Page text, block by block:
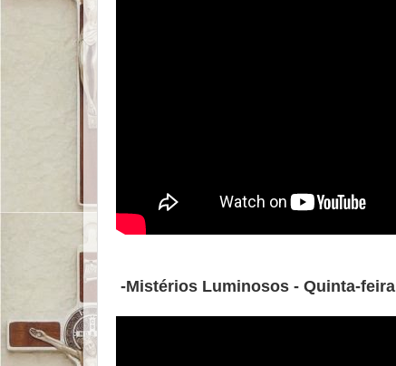
-Mistérios Luminosos - Quinta-feira